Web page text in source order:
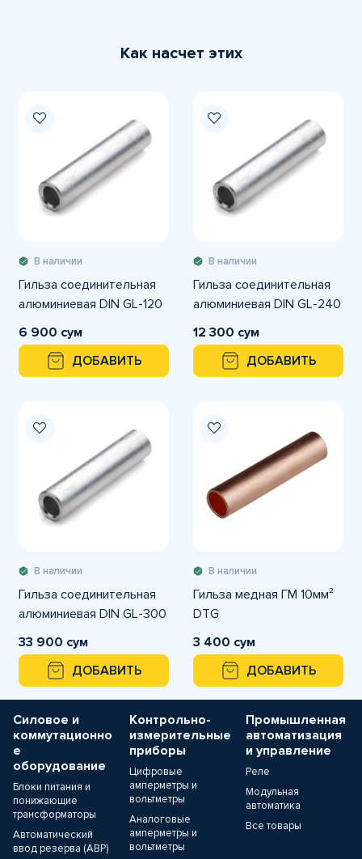
Как насчет этих
В наличии
Гильза соединительная
алюминиевая DIN GL-120
6 900 сум
ДОБАВИТЬ
В наличии
Гильза соединительная
алюминиевая DIN GL-240
12 300 сум
ДОБАВИТЬ
В наличии
Гильза соединительная
алюминиевая DIN GL-300
33 900 сум
ДОБАВИТЬ
В наличии
Гильза медная ГМ 10мм²
DTG
3 400 сум
ДОБАВИТЬ
Силовое и
коммутационно
е
оборудование
Блоки питания и
понижающие
трансформаторы
Автоматический
ввод резерва (АВР)
Контрольно-
измерительные
приборы
Цифровые
амперметры и
вольтметры
Аналоговые
амперметры и
вольтметры
Промышленная
автоматизация
и управление
Реле
Модульная
автоматика
Все товары